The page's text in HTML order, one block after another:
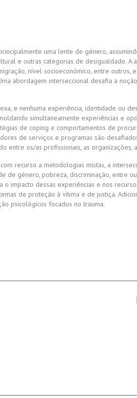
uma lente de género,
e outras categorias de desigualdade. A
nível socioeconómico, entre
abordagem interseccional desafia a
e nenhuma experiência, identidade ou
simultaneamente experiências e
de coping e comportamentos de
de serviços e programas são
entre os/as profissionais, as organizações,
recurso a metodologias mistas, a
de género, pobreza, discriminação, entre
impacto dessas experiências e nos
de proteção à vítima e de justiça.
psicológicos focados no trauma.